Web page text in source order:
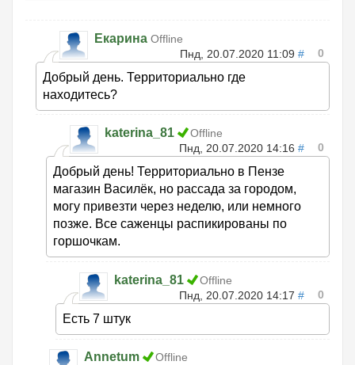
Екарина Offline
Пнд, 20.07.2020 11:09 # 0
Добрый день. Территориально где
находитесь?
katerina_81
Offline
Пнд, 20.07.2020 14:16 # 0
Добрый день! Территориально в Пензе
магазин Василёк, но рассада за городом,
могу привезти через неделю, или немного
позже. Все саженцы распикированы по
горшочкам.
katerina_81
Offline
Пнд, 20.07.2020 14:17 # 0
Есть 7 штук
Annetum
Offline